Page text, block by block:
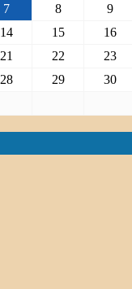
7 8
9
14 15
16
21 22
23
28 29
30